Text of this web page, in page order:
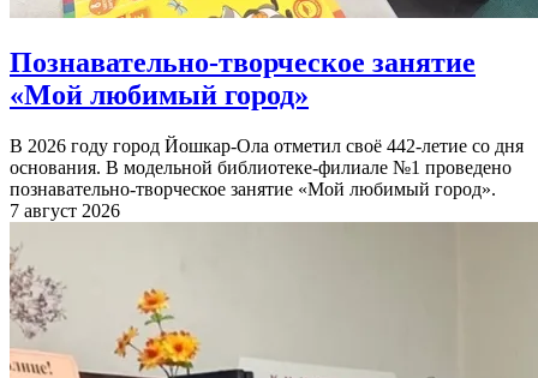
Познавательно-творческое занятие
«Мой любимый город»
В 2026 году город Йошкар-Ола отметил своё 442-летие со дня
основания. В модельной библиотеке-филиале №1 проведено
познавательно-творческое занятие «Мой любимый город».
7 август 2026